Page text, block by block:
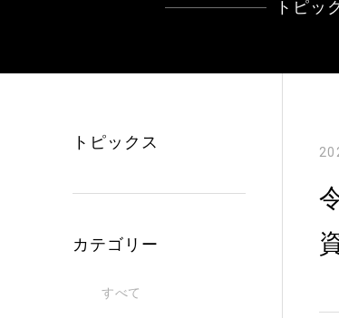
トピッ
トピックス
カテゴリー
すべて